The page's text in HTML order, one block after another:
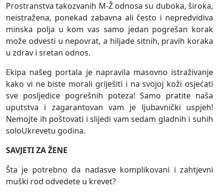
Prostranstva takozvanih M-Ž odnosa su duboka, široka,
neistražena, ponekad zabavna ali često i nepredvidiva
minska polja u kom vas samo jedan pogrešan korak
može odvesti u nepovrat, a hiljade sitnih, pravih koraka
u zdrav i sretan odnos.
Ekipa našeg portala je napravila masovno istraživanje
kako vi ne biste morali griješiti i na svojoj koži osjećati
sve posljedice pogrešnih poteza! Samo pratite naša
uputstva i zagarantovan vam je ljubavnički uspjeh!
Nemojte ih poštovati i slijedi vam sedam gladnih i suhih
soloUkrevetu godina.
SAVJETI ZA ŽENE
Šta je potrebno da nadasve komplikovani i zahtjevni
muški rod odvedete u krevet?